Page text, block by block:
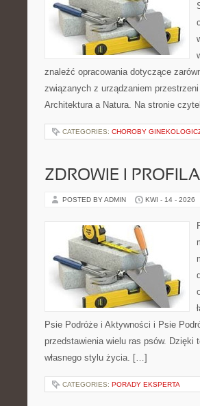
znaleźć opracowania dotyczące
związanych z urządzaniem
Architektura a Natura. Na stronie
CATEGORIES: CHOROBY
ZDROWIE I
POSTED BY ADMIN KWI - 14 - 2026
Psie Podróże i Aktywności i Psie
przedstawienia wielu ras psów.
własnego stylu życia. […]
CATEGORIES: PORADY EKSPERTA